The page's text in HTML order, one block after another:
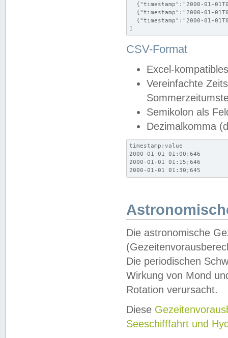
{"timestamp":"2000-01-
{"timestamp":"2000-01-
{"timestamp":"2000-01-
]
CSV-Format
Excel-
Vereinfachte
Semikolon als
Dezimalkomma
timestamp;value
2000-01-01 01:00;646
2000-01-01 01:15;646
2000-01-01 01:30;645
Die astronomische
Die periodischen
Wirkung von Mond
Rotation verursacht.
Diese
Seeschifffahrt und